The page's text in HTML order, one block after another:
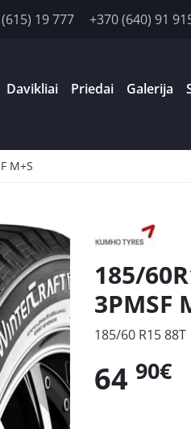
19 777 +370 (640) 91
Davikliai Priedai Galerija
M+S
185/
3PMSF
185/60 R15 88T
64 90€